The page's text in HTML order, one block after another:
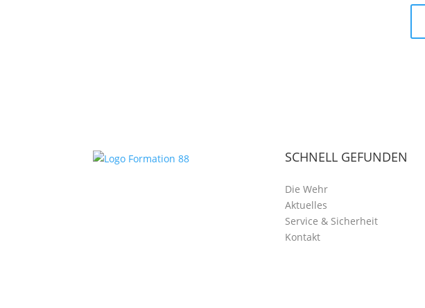
SCHNELL GEFUNDEN
Die Wehr
Aktuelles
Service & Sicherheit
Kontakt